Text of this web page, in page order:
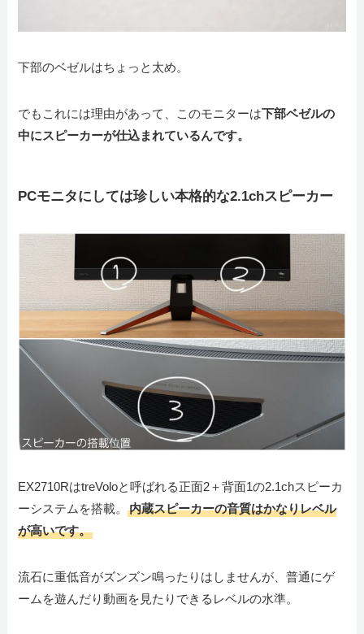
下部のベゼルはちょっと太め。
でもこれには理由があって、このモニターは下部ベゼルの
中にスピーカーが仕込まれているんです。
PCモニタにしては珍しい本格的な2.1chスピーカー
EX2710RはtreVoloと呼ばれる正面2＋背面1の2.1chスピーカ
ーシステムを搭載。内蔵スピーカーの音質はかなりレベル
が高いです。
流石に重低音がズンズン鳴ったりはしませんが、普通にゲ
ームを遊んだり動画を見たりできるレベルの水準。